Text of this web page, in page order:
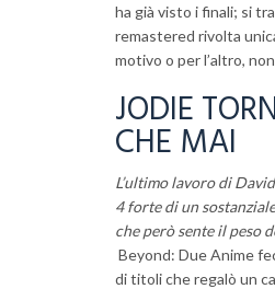
ha già visto i finali; si
remastered rivolta
motivo o per l’altro,
JODIE
CHE MAI
L’ultimo lavoro di
4 forte di un
che però sente il peso
Beyond: Due Anime
di titoli che regalò un